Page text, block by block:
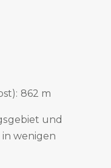
862 m
und
wenigen